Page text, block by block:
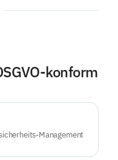
konform
Management